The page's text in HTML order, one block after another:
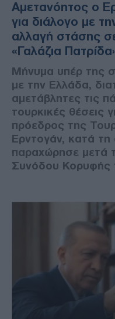
Αμετανόητος ο
για διάλογο με
αλλαγή στάσης
«Γαλάζια
Μήνυμα υπέρ της
με την Ελλάδα,
αμετάβλητες τις
τουρκικές θέσεις
πρόεδρος της
Ερντογάν, κατά
παραχώρησε μετά
Συνόδου Κορυφής